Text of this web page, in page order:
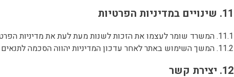
11. שינויים במדיניות הפרטיות
11.1. המשרד שומר לעצמו את הזכות לשנות מעת לעת את מדיניות הפרטיות.
11.2. המשך השימוש באתר לאחר עדכון המדיניות יהווה הסכמה לתנאים המעודכנים.
12. יצירת קשר